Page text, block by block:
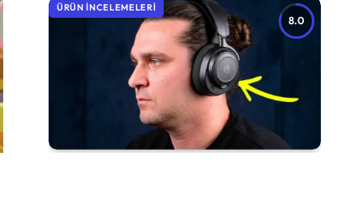
8.0
ÜRÜN İNCELEMELERI